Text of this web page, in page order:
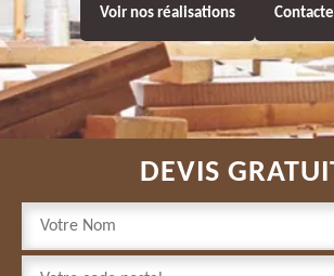
Voir nos réalisations
DEVIS